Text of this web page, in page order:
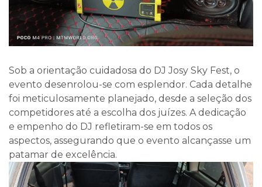
Sob a orientação cuidadosa do DJ Josy Sky Fest, o
evento desenrolou-se com esplendor. Cada detalhe
foi meticulosamente planejado, desde a seleção dos
competidores até a escolha dos juízes. A dedicação
e empenho do DJ refletiram-se em todos os
aspectos, assegurando que o evento alcançasse um
patamar de excelência.